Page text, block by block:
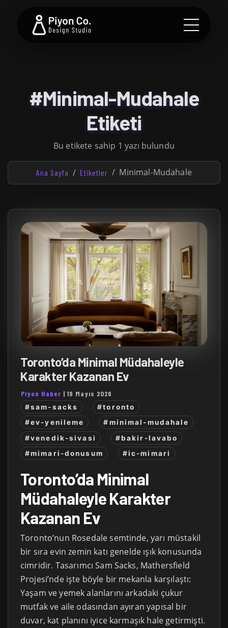
#Minimal-Mudahale
Etiketi
Bu etikete sahip 1 yazı bulundu
Ana Sayfa Etiketler Minimal-Mudahale
Toronto’da Minimal Müdahaleyle
Karakter Kazanan Ev
Piyon Haber |19 Mayıs 2026
#sam-sacks
#toronto
#ev-yenileme
#minimal-mudahale
#venedik-sivasi
#bakir-lavabo
#mimari-donusum
#ic-mimari
Toronto’da Minimal
Müdahaleyle Karakter
Kazanan Ev
Toronto’nun Rosedale semtinde, yarı müstakil
bir sıra evin zemin katı genelde ışık konusunda
cimridir. Tasarımcı Sam Sacks, Mathersfield
Projesi’nde işte böyle bir mekanla karşılaştı:
Yaşam ve yemek alanlarını arkadaki çukur
mutfak ve aile odasından ayıran yapısal bir
duvar, kat planını iyice karmaşık hale getirmişti.